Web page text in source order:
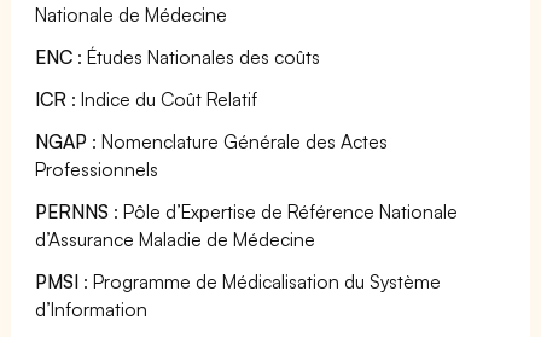
Nationale de Médecine
ENC : Études Nationales des coûts
ICR : Indice du Coût Relatif
NGAP : Nomenclature Générale des Actes
Professionnels
PERNNS : Pôle d’Expertise de Référence Nationale
d’Assurance Maladie de Médecine
PMSI : Programme de Médicalisation du Système
d’Information